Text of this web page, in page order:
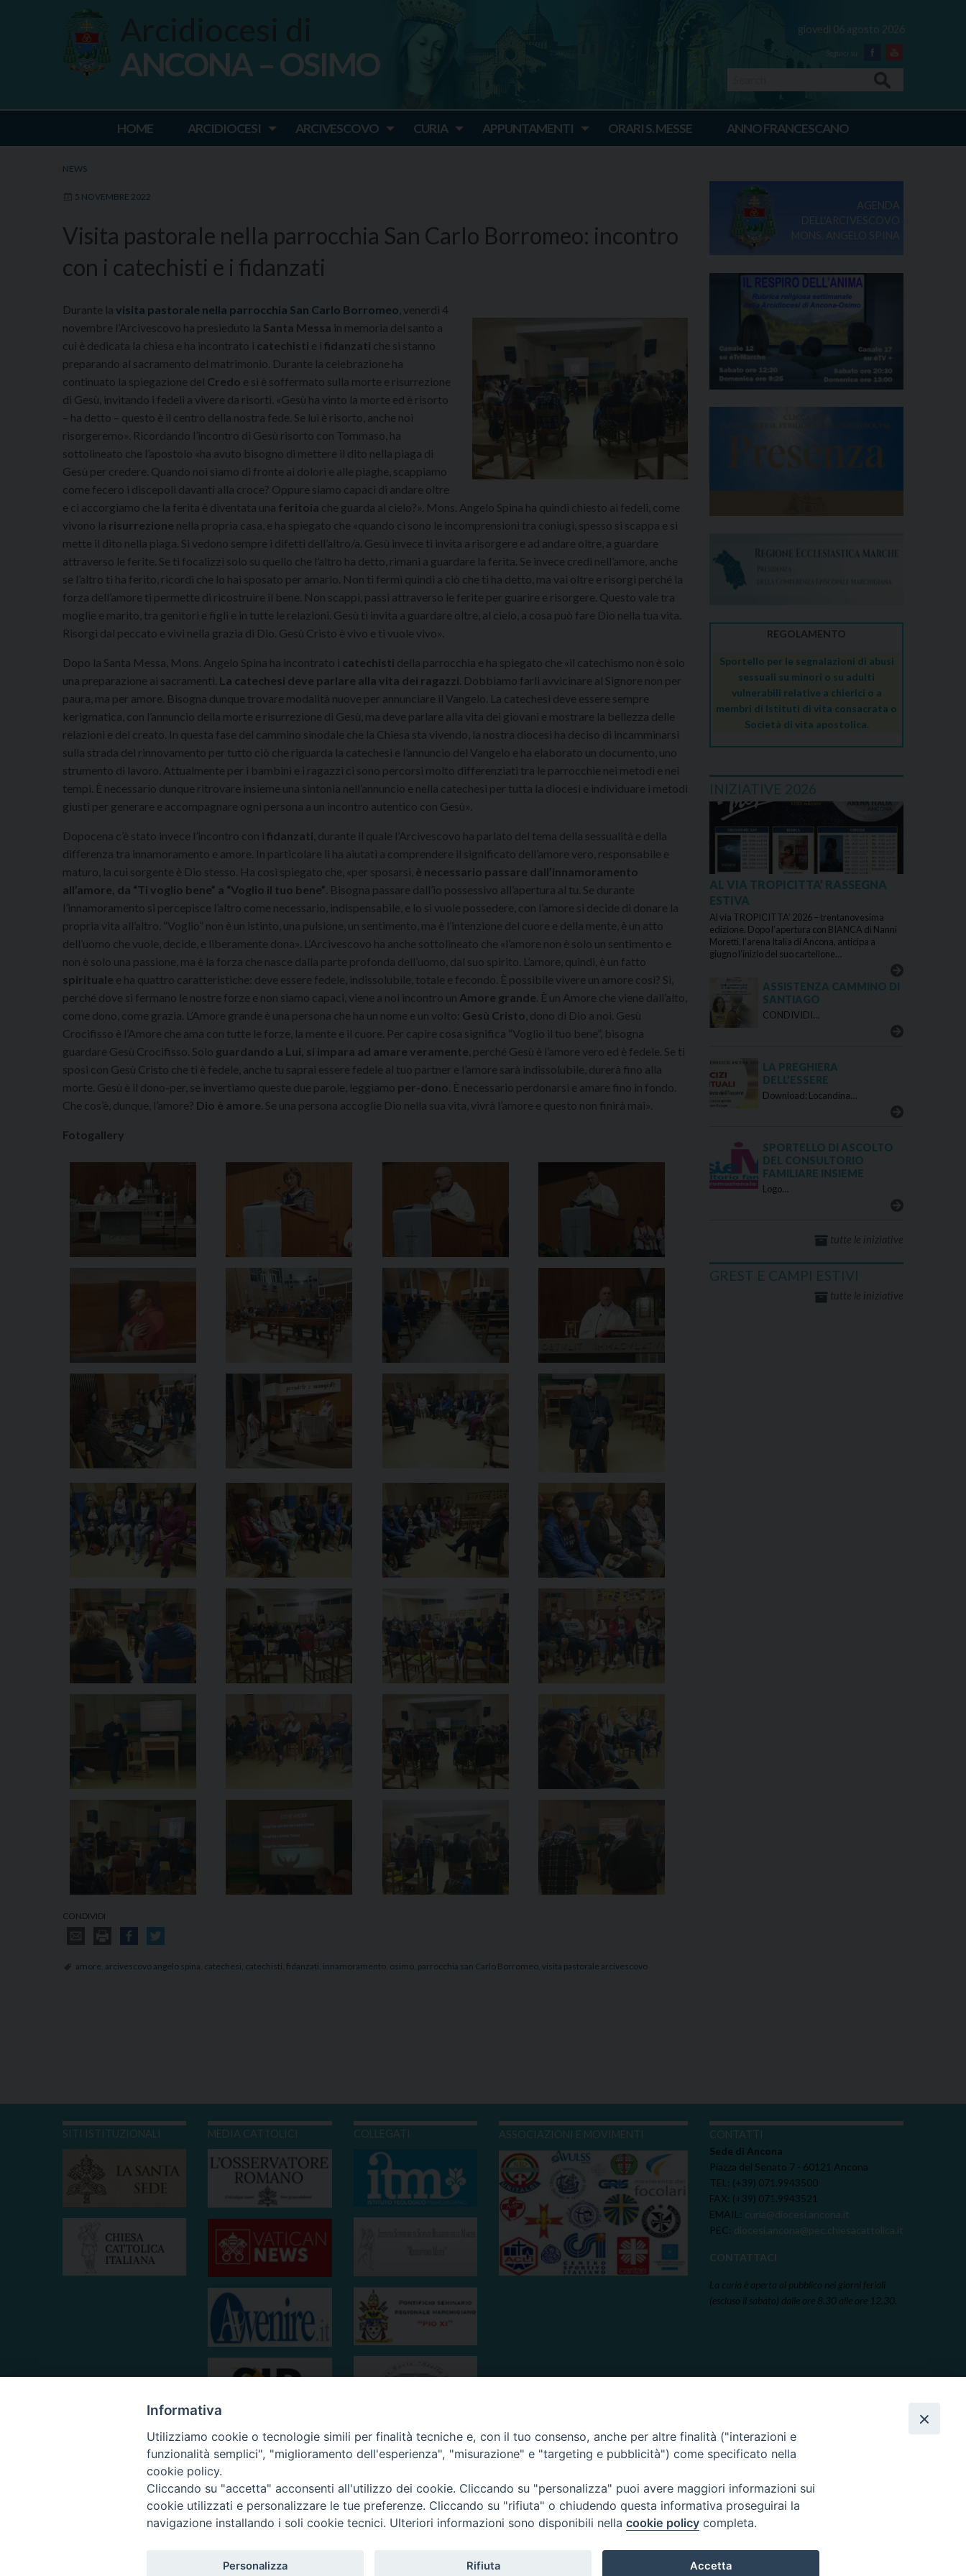
giovedì 06 agosto 2026
Facebook
Youtube
Ancona Osimo
ANCONA – OSIMO
HOME ARCIDIOCESI ARCIVESCOVO CURIA APPUNTAMENTI ORARI S. MESSE ANNO FRANCESCANO
NEWS
5 NOVEMBRE 2022
Visita pastorale nella parrocchia San Carlo Borromeo: incontro
con i catechisti e i fidanzati
Durante la visita pastorale nella parrocchia San Carlo Borromeo , venerdì 4
novembre l’Arcivescovo ha presieduto la Santa Messa in memoria del santo a
cui è dedicata la chiesa e ha incontrato i catechisti e i fidanzati che si stanno
preparando al sacramento del matrimonio. Durante la celebrazione ha
continuato la spiegazione del Credo e si è soffermato sulla morte e risurrezione
di Gesù, invitando i fedeli a vivere da risorti. «Gesù ha vinto la morte ed è risorto
– ha detto – questo è il centro della nostra fede. Se lui è risorto, anche noi
risorgeremo». Ricordando l’incontro di Gesù risorto con Tommaso, ha
sottolineato che l’apostolo «ha avuto bisogno di mettere il dito nella piaga di
Gesù per credere. Quando noi siamo di fronte ai dolori e alle piaghe, scappiamo
come fecero i discepoli davanti alla croce? Oppure siamo capaci di andare oltre
e ci accorgiamo che la ferita è diventata una feritoia che guarda al cielo?». Mons. Angelo Spina ha quindi chiesto ai fedeli, come
vivono la risurrezione nella propria casa, e ha spiegato che «quando ci sono le incomprensioni tra coniugi, spesso si scappa e si
mette il dito nella piaga. Si vedono sempre i difetti dell’altro/a. Gesù invece ti invita a risorgere e ad andare oltre, a guardare
attraverso le ferite. Se ti focalizzi solo su quello che l’altro ha detto, rimani a guardare la ferita. Se invece credi nell’amore, anche
se l’altro ti ha ferito, ricordi che lo hai sposato per amarlo. Non ti fermi quindi a ciò che ti ha detto, ma vai oltre e risorgi perché la
forza dell’amore ti permette di ricostruire il bene. Non scappi, passi attraverso le ferite per guarire e risorgere. Questo vale tra
moglie e marito, tra genitori e figli e in tutte le relazioni. Gesù ti invita a guardare oltre, al cielo, a cosa può fare Dio nella tua vita.
Risorgi dal peccato e vivi nella grazia di Dio. Gesù Cristo è vivo e ti vuole vivo».
Dopo la Santa Messa, Mons. Angelo Spina ha incontrato i catechisti della parrocchia e ha spiegato che «il catechismo non è solo
una preparazione ai sacramenti. La catechesi deve parlare alla vita dei ragazzi . Dobbiamo farli avvicinare al Signore non per
paura, ma per amore. Bisogna dunque trovare modalità nuove per annunciare il Vangelo. La catechesi deve essere sempre
kerigmatica, con l’annuncio della morte e risurrezione di Gesù, ma deve parlare alla vita dei giovani e mostrare la bellezza delle
relazioni e del creato. In questa fase del cammino sinodale che la Chiesa sta vivendo, la nostra diocesi ha deciso di incamminarsi
sulla strada del rinnovamento per tutto ciò che riguarda la catechesi e l’annuncio del Vangelo e ha elaborato un documento, uno
strumento di lavoro. Attualmente per i bambini e i ragazzi ci sono percorsi molto differenziati tra le parrocchie nei metodi e nei
tempi. È necessario dunque ritrovare insieme una sintonia nell’annuncio e nella catechesi per tutta la diocesi e individuare i metodi
giusti per generare e accompagnare ogni persona a un incontro autentico con Gesù».
Dopocena c’è stato invece l’incontro con i fidanzati , durante il quale l’Arcivescovo ha parlato del tema della sessualità e della
differenza tra innamoramento e amore. In particolare li ha aiutati a comprendere il significato dell’amore vero, responsabile e
maturo, la cui sorgente è Dio stesso. Ha così spiegato che, «per sposarsi, è necessario passare dall’innamoramento
all’amore, da “Ti voglio bene” a “Voglio il tuo bene” . Bisogna passare dall’io possessivo all’apertura al tu. Se durante
l’innamoramento si percepisce l’altro come necessario, indispensabile, e lo si vuole possedere, con l’amore si decide di donare la
propria vita all’altro. “Voglio” non è un istinto, una pulsione, un sentimento, ma è l’intenzione del cuore e della mente, è un atto
dell’uomo che vuole, decide, e liberamente dona». L’Arcivescovo ha anche sottolineato che «l’amore non è solo un sentimento e
non è solo una passione, ma è la forza che nasce dalla parte profonda dell’uomo, dal suo spirito. L’amore, quindi, è un fatto
spirituale e ha quattro caratteristiche: deve essere fedele, indissolubile, totale e fecondo. È possibile vivere un amore così? Sì,
perché dove si fermano le nostre forze e non siamo capaci, viene a noi incontro un Amore grande . È un Amore che viene dall’alto,
come dono, come grazia. L’Amore grande è una persona che ha un nome e un volto: Gesù Cristo , dono di Dio a noi. Gesù
Crocifisso è l’Amore che ama con tutte le forze, la mente e il cuore. Per capire cosa significa “Voglio il tuo bene”, bisogna
guardare Gesù Crocifisso. Solo guardando a Lui, si impara ad amare veramente , perché Gesù è l’amore vero ed è fedele. Se ti
sposi con Gesù Cristo che ti è fedele, anche tu saprai essere fedele al tuo partner e l’amore sarà indissolubile, durerà fino alla
morte. Gesù è il dono-per, se invertiamo queste due parole, leggiamo per-dono . È necessario perdonarsi e amare fino in fondo.
Che cos’è, dunque, l’amore? Dio è amore . Se una persona accoglie Dio nella sua vita, vivrà l’amore e questo non finirà mai».
Fotogallery
CONDIVIDI
amore arcivescovo angelo spina catechesi catechisti fidanzati innamoramento osimo parrocchia san Carlo Borromeo visita pastorale arcivescovo
AGENDA
DELL'ARCIVESCOVO
REGOLAMENTO
Sportello per le segnalazioni di abusi
sessuali su minori o su adulti
vulnerabili relative a chierici o a
membri di Istituti di vita consacrata o
Società di vita apostolica.
INIZIATIVE 2026
AL VIA TROPICITTA’ RASSEGNA
ESTIVA
Al via TROPICITTA’ 2026 – trentanovesima
edizione. Dopo l’apertura con BIANCA di Nanni
Moretti, l’arena Italia di Ancona, anticipa a
giugno l’inizio del suo cartellone…
ASSISTENZA CAMMINO DI
SANTIAGO
CONDIVIDI…
LA PREGHIERA
DELL’ESSERE
Download: Locandina…
SPORTELLO DI ASCOLTO
DEL CONSULTORIO
FAMILIARE INSIEME
Logo…
tutte le iniziative
GREST E CAMPI ESTIVI
tutte le iniziative
SITI ISTITUZIONALI MEDIA CATTOLICI COLLEGATI ASSOCIAZIONI E MOVIMENTI
CONTATTI
Sede di Ancona
Piazza del Senato 7 - 60121 Ancona
TEL: (+39) 071.9943500
FAX: (+39) 071.9943521
EMAIL: curia@diocesi.ancona.it
PEC: diocesi.ancona@pec.chiesacattolica.it
CONTATTACI
La curia è aperta al pubblico nei giorni feriali
(escluso il sabato) dalle ore 8.30 alle ore 12.30.
Copyright © 2019.Arcidiocesi di Ancona-Osimo.
Informativa
Utilizziamo cookie o tecnologie simili per finalità tecniche e, con il tuo consenso, anche per altre finalità ("interazioni e
funzionalità semplici", "miglioramento dell'esperienza", "misurazione" e "targeting e pubblicità") come specificato nella
cookie policy.
Cliccando su "accetta" acconsenti all'utilizzo dei cookie. Cliccando su "personalizza" puoi avere maggiori informazioni sui
cookie utilizzati e personalizzare le tue preferenze. Cliccando su "rifiuta" o chiudendo questa informativa proseguirai la
navigazione installando i soli cookie tecnici. Ulteriori informazioni sono disponibili nella cookie policy completa.
Personalizza Rifiuta Accetta